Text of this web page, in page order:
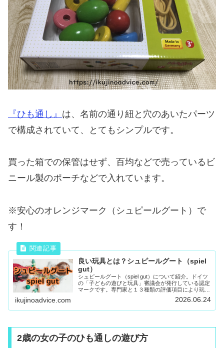
『ひも通し』 は、名前の通り紐と穴のあいたパーツ
で構成されていて、とてもシンプルです。
買った箱での保管はせず、百均などで売っているビ
ニール製のポーチなどで入れています。
※安心のオレンジマーク（シュピールグート）で
す！
良い玩具とは？シュピールグート（spiel
gut）
シュピールグート（spiel gut）について紹介。ドイツ
の「子どもの遊びと玩具」審議会が発行している認定
マークです。専門家と１３種類の評価項目により玩具
を評価します。シュピールグート認定の玩具は知育玩
具であり、皇室、王室でも愛されています。
ikujinoadvice.com 2026.06.24
2歳の女の子のひも通しの遊び方